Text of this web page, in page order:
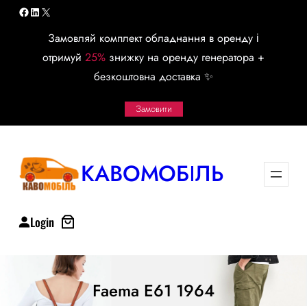
Перейти
содержимому
Facebook
LinkedIn
X
Замовляй комплект обладнання в оренду і
отримуй 25% знижку на оренду генератора +
безкоштовна доставка ✨
Замовити
КАВОМОБІЛЬ
Login
Faema E61 1964